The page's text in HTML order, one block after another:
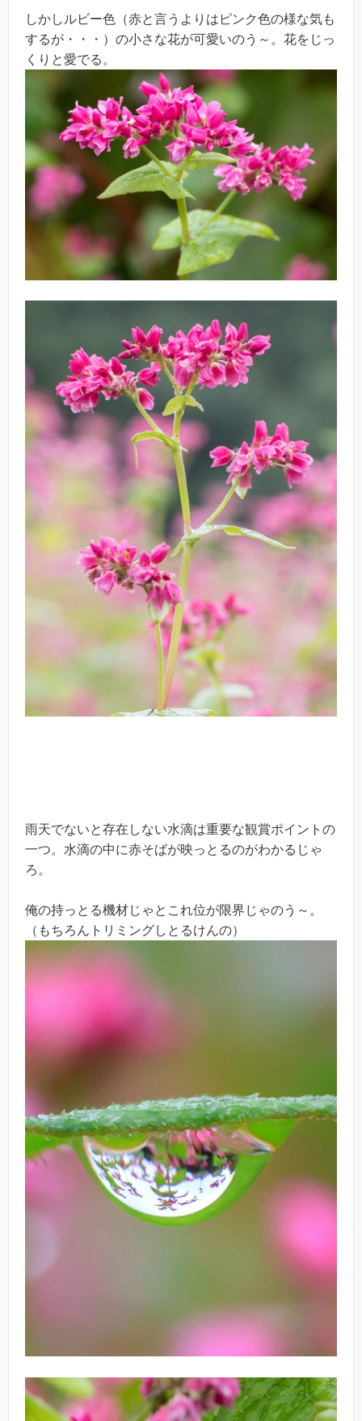
しかしルビー色（赤と言うよりはピンク色の様な気も
するが・・・）の小さな花が可愛いのう～。花をじっ
くりと愛でる。
雨天でないと存在しない水滴は重要な観賞ポイントの
一つ。水滴の中に赤そばが映っとるのがわかるじゃ
ろ。
俺の持っとる機材じゃとこれ位が限界じゃのう～。
（もちろんトリミングしとるけんの）